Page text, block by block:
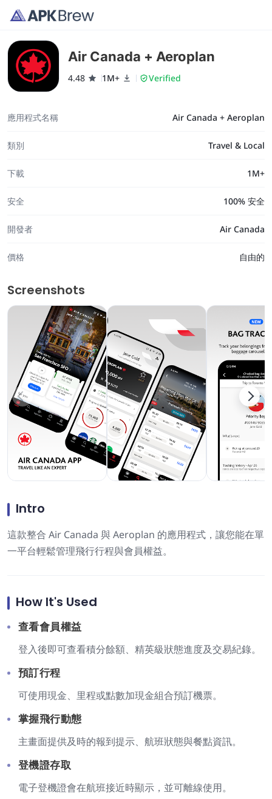
Air Canada + Aeroplan
4.48 1M+ Verified
應用程式名稱 Air Canada + Aeroplan
類別 Travel & Local
下載 1M+
安全 100% 安全
開發者 Air Canada
價格 自由的
Screenshots
Intro
這款整合 Air Canada 與 Aeroplan 的應用程式，讓您能在單
一平台輕鬆管理飛行行程與會員權益。
How It's Used
查看會員權益
登入後即可查看積分餘額、精英級狀態進度及交易紀錄。
預訂行程
可使用現金、里程或點數加現金組合預訂機票。
掌握飛行動態
主畫面提供及時的報到提示、航班狀態與餐點資訊。
登機證存取
電子登機證會在航班接近時顯示，並可離線使用。